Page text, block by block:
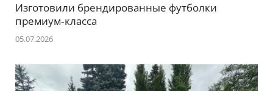
Изготовили брендированные футболки
премиум‑класса
05.07.2026